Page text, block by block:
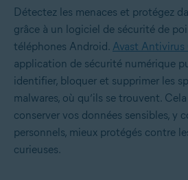
Détectez les menaces et protégez
grâce à un logiciel de sécurité de
téléphones Android. Avast
application de sécurité numérique
identifier, bloquer et supprimer les
malwares, où qu’ils se trouvent.
conserver vos données sensibles, y
personnels, mieux protégés contre
curieuses.